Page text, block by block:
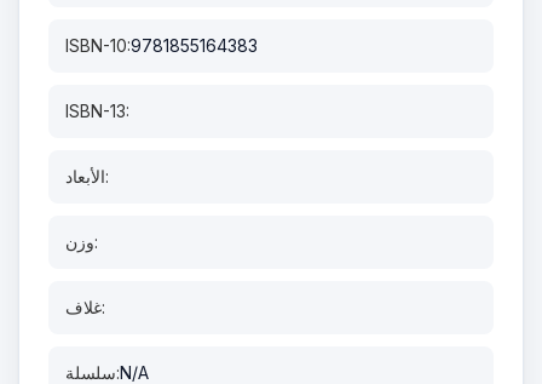
ISBN-10:9781855164383
ISBN-13:
الأبعاد:
وزن:
غلاف:
سلسلة:N/A